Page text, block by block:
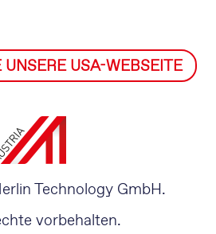
UNSERE USA-WEBSEITE
Technology GmbH.
vorbehalten.